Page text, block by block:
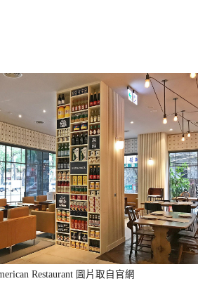
Restaurant 圖片取自官網